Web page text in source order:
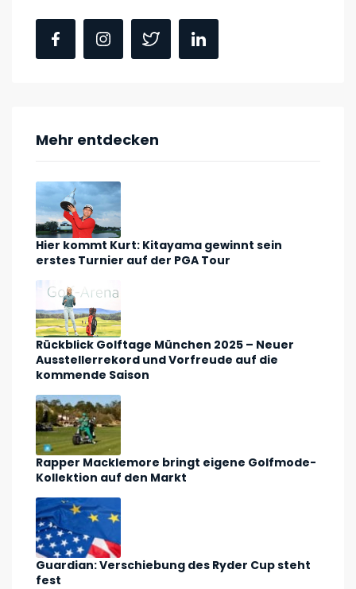
Mehr entdecken
Hier kommt Kurt: Kitayama gewinnt sein
erstes Turnier auf der PGA Tour
Rückblick Golftage München 2025 – Neuer
Ausstellerrekord und Vorfreude auf die
kommende Saison
Rapper Macklemore bringt eigene Golfmode-
Kollektion auf den Markt
Guardian: Verschiebung des Ryder Cup steht
fest